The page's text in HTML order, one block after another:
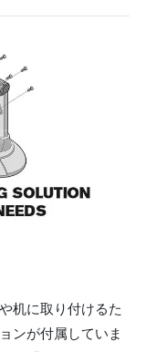
机に取り付けるた
ンが付属していま